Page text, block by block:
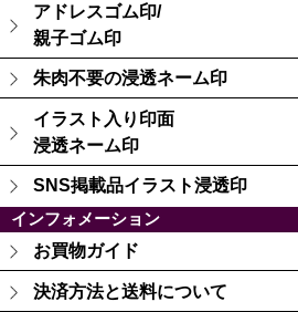
アドレスゴム印/
親子ゴム印
朱肉不要の浸透ネーム印
イラスト入り印面
浸透ネーム印
SNS掲載品イラスト浸透印
インフォメーション
お買物ガイド
決済方法と送料について